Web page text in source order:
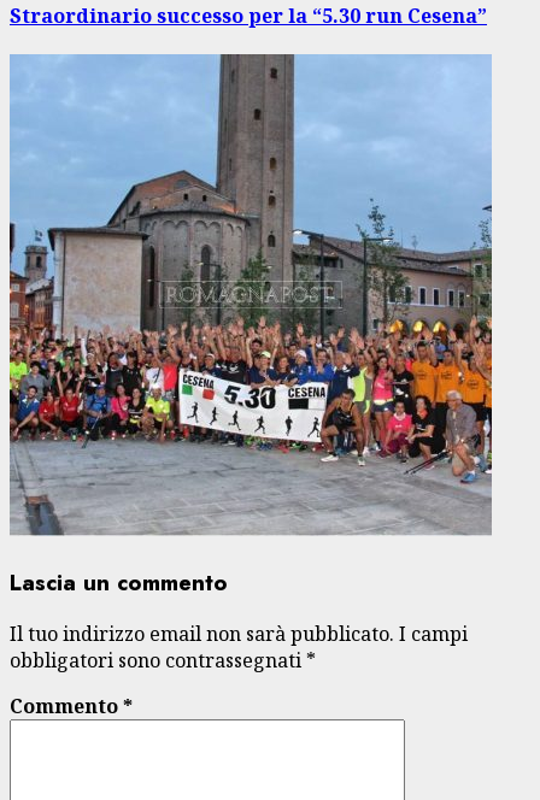
Straordinario successo per la “5.30 run Cesena”
Lascia un commento
Il tuo indirizzo email non sarà pubblicato. I campi
obbligatori sono contrassegnati *
Commento*